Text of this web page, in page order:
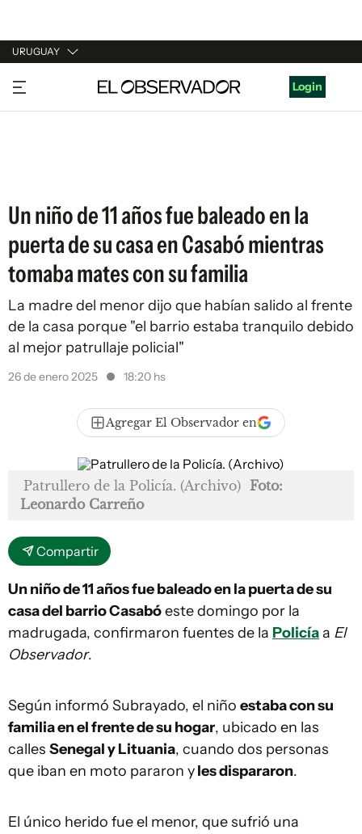
URUGUAY
URUGUAY
ARGENTINA
Login
Un niño de 11 años fue baleado en la
puerta de su casa en Casabó mientras
tomaba mates con su familia
La madre del menor dijo que habían salido al frente
de la casa porque "el barrio estaba tranquilo debido
al mejor patrullaje policial"
26 de enero 2025 18:20 hs
Agregar El Observador en
Patrullero de la Policía. (Archivo) Foto:
Leonardo Carreño
Compartir
Un niño de 11 años fue baleado en la puerta de su
casa del barrio Casabóeste domingo por la
madrugada, confirmaron fuentes de la Policíaa El
Observador.
Según informó Subrayado, el niño estaba con su
familia en el frente de su hogar, ubicado en las
calles Senegal y Lituania, cuando dos personas
que iban en moto pararon yles dispararon.
El único herido fue el menor, que sufrió una